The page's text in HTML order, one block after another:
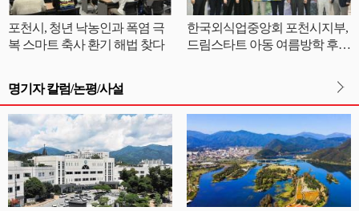
포천시, 청년 낙농인과 폭염 극
복 스마트 축사 환기 해법 찾다
한국외식업중앙회 포천시지부,
드림스타트 아동 여름방학 후원
명기자 칼럼/논평/사설